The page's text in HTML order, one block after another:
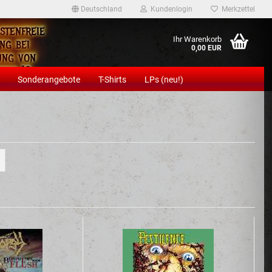
Deutschland Kundenlogin
Passwort vergessen?
Merkzettel
bei
von
12
Ihr Warenkorb
0,00 EUR
Sonderangebote T-Shirts LPs (neu!)